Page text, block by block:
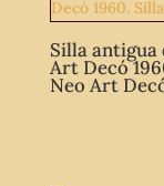
Silla
Art Decó
Neo Art